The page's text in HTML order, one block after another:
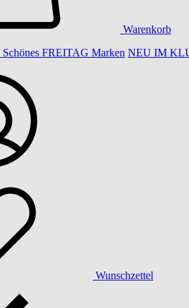
Warenkorb
Schönes FREITAG Marken NEU IM
Wunschzettel